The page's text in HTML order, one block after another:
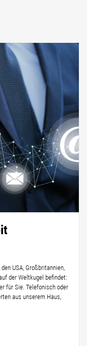
USA, Großbritannien,
der Weltkugel befindet:
für Sie. Telefonisch oder
aus unserem Haus,